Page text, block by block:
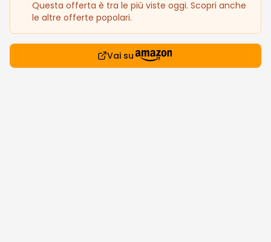
Questa offerta è tra le più viste oggi. Scopri anche
le altre offerte popolari.
Vai su